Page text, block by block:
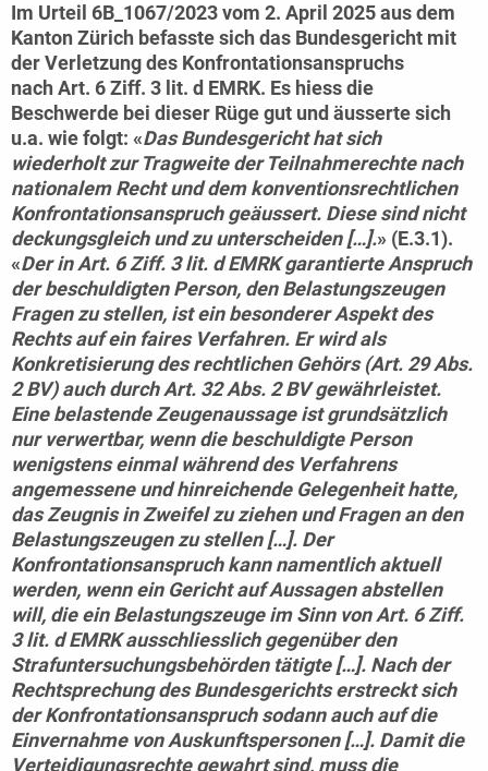
Im Urteil 6B_1067/2023 vom 2. April 2025aus dem
Kanton Zürich befasste sich das Bundesgericht mit
der Verletzung des Konfrontationsanspruchs
nach Art. 6 Ziff. 3 lit. d EMRK. Es hiess die
Beschwerde bei dieser Rüge gut und äusserte sich
u.a. wie folgt: «Das Bundesgericht hat sich
wiederholt zur Tragweite der Teilnahmerechte nach
nationalem Recht und dem konventionsrechtlichen
Konfrontationsanspruch geäussert. Diese sind nicht
deckungsgleich und zu unterscheiden […].» (E.3.1).
«Der in Art. 6 Ziff. 3 lit. d EMRK garantierte Anspruch
der beschuldigten Person, den Belastungszeugen
Fragen zu stellen, ist ein besonderer Aspekt des
Rechts auf ein faires Verfahren. Er wird als
Konkretisierung des rechtlichen Gehörs (Art. 29 Abs.
2 BV) auch durch Art. 32 Abs. 2 BV gewährleistet.
Eine belastende Zeugenaussage ist grundsätzlich
nur verwertbar, wenn die beschuldigte Person
wenigstens einmal während des Verfahrens
angemessene und hinreichende Gelegenheit hatte,
das Zeugnis in Zweifel zu ziehen und Fragen an den
Belastungszeugen zu stellen […]. Der
Konfrontationsanspruch kann namentlich aktuell
werden, wenn ein Gericht auf Aussagen abstellen
will, die ein Belastungszeuge im Sinn von Art. 6 Ziff.
3 lit. d EMRK ausschliesslich gegenüber den
Strafuntersuchungsbehörden tätigte […]. Nach der
Rechtsprechung des Bundesgerichts erstreckt sich
der Konfrontationsanspruch sodann auch auf die
Einvernahme von Auskunftspersonen […]. Damit die
Verteidigungsrechte gewahrt sind, muss die